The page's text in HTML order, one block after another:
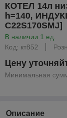
КОТЕЛ 14л
h=140,
C22S170SMJ]
В наличии 1 ед.
Код: кт852
Цену
Минимальная
Описание